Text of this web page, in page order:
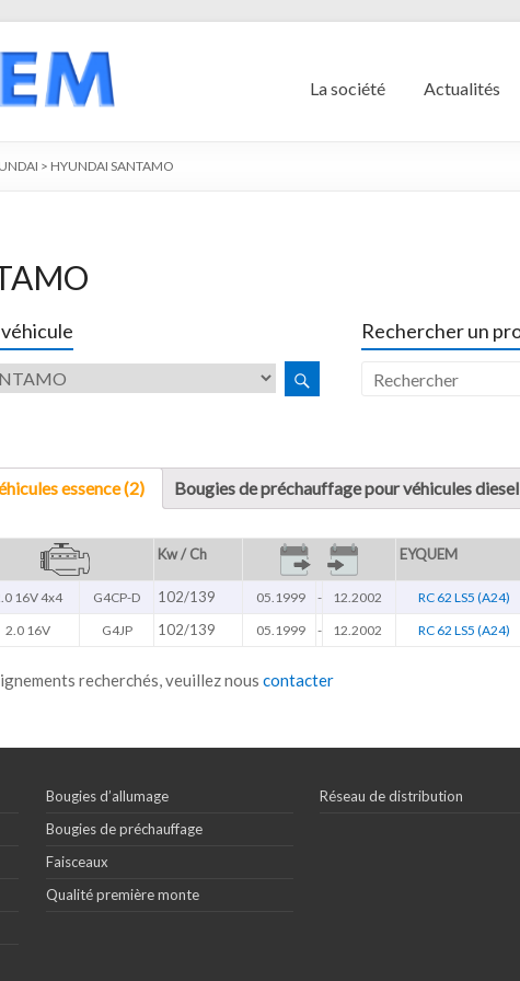
La société Actualités
> HYUNDAI SANTAMO
Rechercher un
essence (2) Bougies de préchauffage pour véhicules
Kw / Ch EYQUEM
16V 4x4 G4CP-D 102/139 05.1999 - 12.2002 RC 62 LS5 (A24)
2.0 16V G4JP 102/139 05.1999 - 12.2002 RC 62 LS5 (A24)
recherchés, veuillez nous contacter
Bougies d’allumage
Bougies de préchauffage
Faisceaux
Qualité première monte
Réseau de distribution